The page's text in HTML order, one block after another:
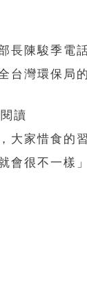
陳駿季電
灣環保局
讀
大家惜食的
會很不一樣」